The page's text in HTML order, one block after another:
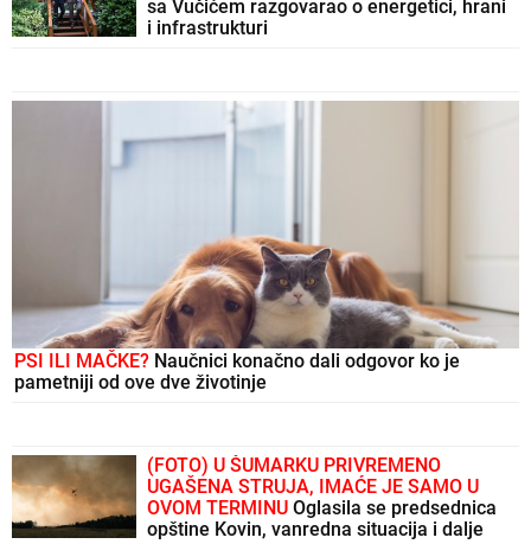
sa Vučićem razgovarao o energetici, hrani
i infrastrukturi
PSI ILI MAČKE? Naučnici konačno dali odgovor ko je
pametniji od ove dve životinje
(FOTO) U ŠUMARKU PRIVREMENO
UGAŠENA STRUJA, IMAĆE JE SAMO U
OVOM TERMINU Oglasila se predsednica
opštine Kovin, vanredna situacija i dalje